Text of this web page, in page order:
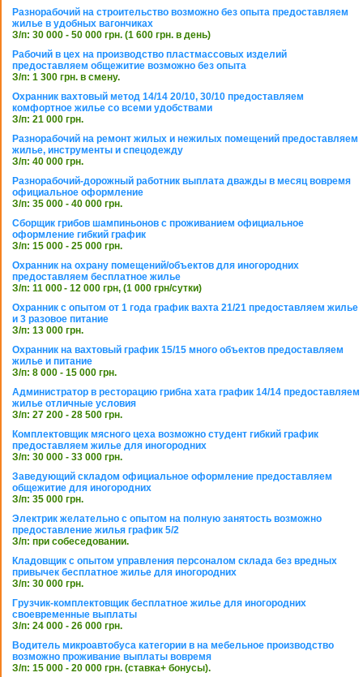
Разнорабочий на строительство возможно без опыта предоставляем
жилье в удобных вагончиках
З/п: 30 000 - 50 000 грн. (1 600 грн. в день)
Рабочий в цех на производство пластмассовых изделий
предоставляем общежитие возможно без опыта
З/п: 1 300 грн. в смену.
Охранник вахтовый метод 14/14 20/10, 30/10 предоставляем
комфортное жилье со всеми удобствами
З/п: 21 000 грн.
Разнорабочий на ремонт жилых и нежилых помещений предоставляем
жилье, инструменты и спецодежду
З/п: 40 000 грн.
Разнорабочий-дорожный работник выплата дважды в месяц вовремя
официальное оформление
З/п: 35 000 - 40 000 грн.
Сборщик грибов шампиньонов с проживанием официальное
оформление гибкий график
З/п: 15 000 - 25 000 грн.
Охранник на охрану помещений/объектов для иногородних
предоставляем бесплатное жилье
З/п: 11 000 - 12 000 грн, (1 000 грн/сутки)
Охранник с опытом от 1 года график вахта 21/21 предоставляем жилье
и 3 разовое питание
З/п: 13 000 грн.
Охранник на вахтовый график 15/15 много объектов предоставляем
жилье и питание
З/п: 8 000 - 15 000 грн.
Администратор в ресторацию грибна хата график 14/14 предоставляем
жилье отличные условия
З/п: 27 200 - 28 500 грн.
Комплектовщик мясного цеха возможно студент гибкий график
предоставляем жилье для иногородних
З/п: 30 000 - 33 000 грн.
Заведующий складом официальное оформление предоставляем
общежитие для иногородних
З/п: 35 000 грн.
Электрик желательно с опытом на полную занятость возможно
предоставление жилья график 5/2
З/п: при собеседовании.
Кладовщик с опытом управления персоналом склада без вредных
привычек бесплатное жилье для иногородних
З/п: 30 000 грн.
Грузчик-комплектовщик бесплатное жилье для иногородних
своевременные выплаты
З/п: 24 000 - 26 000 грн.
Водитель микроавтобуса категории в на мебельное производство
возможно проживание выплаты вовремя
З/п: 15 000 - 20 000 грн. (ставка+ бонусы).